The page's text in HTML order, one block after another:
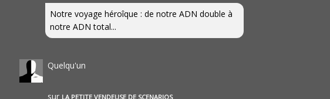
Notre voyage héroîque : de notre ADN double à
notre ADN total...
Quelqu'un
sur LA PETITE VENDEUSE DE SCENARIOS